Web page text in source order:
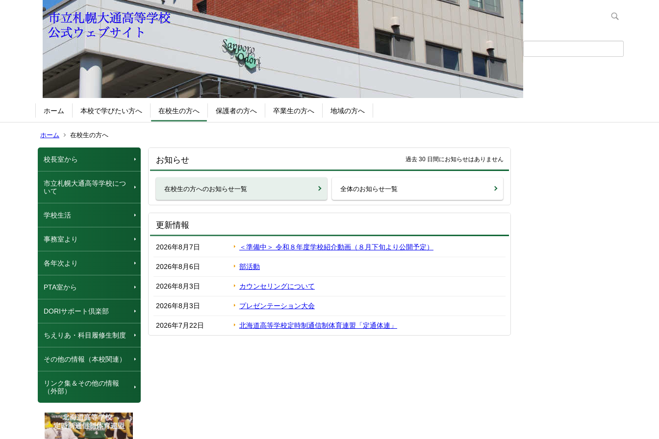
ホーム 本校で学びたい方へ 在校生の方へ 保護者の方へ 卒業生の方へ 地域の方へ
ホーム 在校生の方へ
校長室から
市立札幌大通高等学校につ
いて
学校生活
事務室より
各年次より
PTA室から
DORIサポート倶楽部
ちえりあ・科目履修生制度
その他の情報（本校関連）
リンク集＆その他の情報
（外部）
お知らせ 過去 30 日間にお知らせはありません
在校生の方へのお知らせ一覧 全体のお知らせ一覧
更新情報
2026年8月7日 ＜準備中＞ 令和８年度学校紹介動画（８月下旬より公開予定）
2026年8月6日 部活動
2026年8月3日 カウンセリングについて
2026年8月3日 プレゼンテーション大会
2026年7月22日 北海道高等学校定時制通信制体育連盟「定通体連」